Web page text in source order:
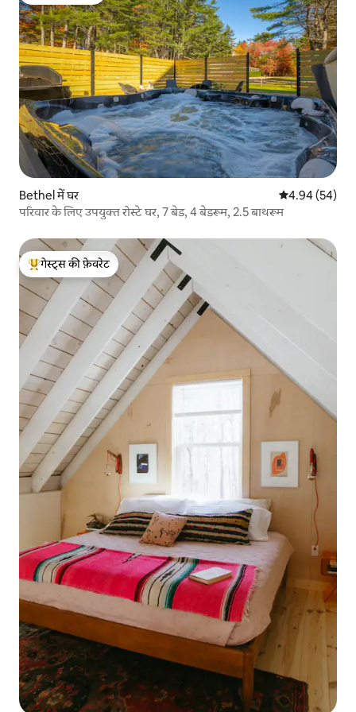
Bethel में घर औसत रेटिंग 5 में
4.94 (54)
परिवार के लिए उपयुक्त रोस्टे घर, 7 बेड, 4 बेडरूम, 2.5 बाथरूम
गेस्ट्स का टॉप फ़ेवरेट
गेस्ट्स की फ़ेवरेट